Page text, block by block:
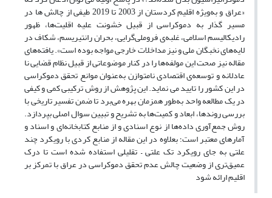
«عراق و به‌ویژه اقلیم کردستان از 2003 تا 2019 طیفی از چالش ها در
مسیر گذار به دموکراسی از قبیل خشونت علیه اقلیت‌ها، ظهور
رادیکالیسم اسلامی، غلبه‌ی فروملی‌گرایی، بحران رانتیریسم، شکاف در
لایه‌های نخبگان ملی و نیز مداخلات خارجی مواجه بوده است». یافته‌های
مقاله‌ نیز صحت این مولفه‌ها را در کنار موضوعاتی از قبیل نظام قضایی نا
عادلانه و توسعه‌ی اقتصادی نامتوازن به‌عنوان موانع تحقق دموکراسی
در این کشور را تایید می نماید. این پژوهش از روش ترکیبی کمی و کیفی
در یک مطالعه واحد به‌طور همزمان بهره می‌برد تا ضمن تفسیر تاریخی با
بررسی روندها، ابعاد و کمیت‌ها به تشریح و تبیین سوال اصلی بپردازد.
روش جمع‌آوری داده‌ها از نوع اسنادی و از منابع کتابخانه‌ای و اسناد و
آمارهای معتبر است؛ بعلاوه در این مقاله از منابع کردی با رویکرد چند
علتی به جای رویکرد تک علتی – تقلیلی استفاده شده است تا درک
عمیق‌تری از وضعیت چالش عدم تحقق دموکراسی در عراق با تمرکز بر
اقلیم ارائه شود